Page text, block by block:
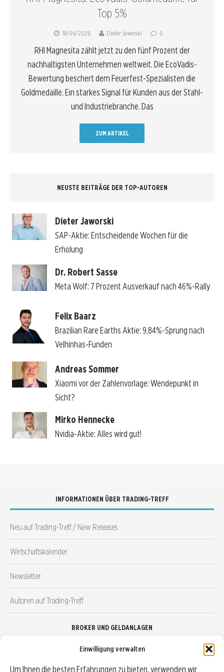
Einwilligung verwalten
Um Ihnen die besten Erfahrungen zu bieten, verwenden wir
Top 5%
18/06/2026 Dieter Jaworski 0
RHI Magnesita zählt jetzt zu den fünf Prozent der
nachhaltigsten Unternehmen weltweit. Die EcoVadis-
Bewertung beschert dem Feuerfest-Spezialisten die
Goldmedaille. Ein starkes Signal für Kunden aus der Stahl-
und Industriebranche. Das
ZUM ARTIKEL
NEUSTE BEITRÄGE DER TOP-AUTOREN
Dieter Jaworski
SAP-Aktie: Entscheidende Wochen für die
Erholung
Dr. Robert Sasse
Meta Wolf: 7 Prozent Ausverkauf nach 46%-Rally
Felix Baarz
Brazilian Rare Earths Aktie: 9,84%-Sprung nach
Velhinhas-Funden
Andreas Sommer
Xiaomi vor der Zahlenvorlage: Wendepunkt in
Sicht?
Mirko Hennecke
Nvidia-Aktie: Alles wird gut!
INFORMATIONEN ÜBER TRADING-TREFF
Neu auf Trading-Treff / New Releases
Wirtschaftskalender
Newsletter
Autoren auf Trading-Treff
BROKER UND GELDANLAGEN